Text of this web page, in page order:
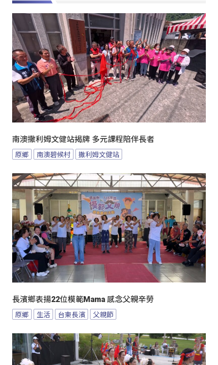
南澳撒利姆文健站揭牌 多元課程陪伴長者
原鄉 南澳碧候村 撒利姆文健站
長濱鄉表揚22位模範Mama 感念父親辛勞
原鄉 生活 台東長濱 父親節